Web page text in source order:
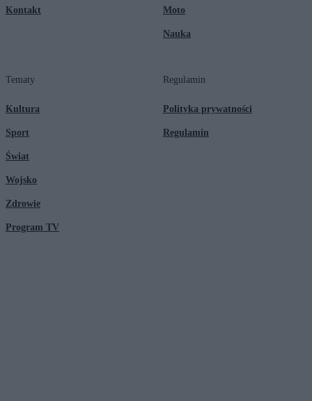
Kontakt Moto
Nauka
Tematy
Kultura
Sport
Świat
Wojsko
Zdrowie
Program TV
Regulamin
Polityka prywatności
Regulamin